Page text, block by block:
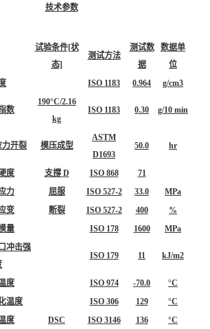
技术参数
试验条件[状
态]
测试方法
测试数
据
数据单
位
ISO 1183 0.964 g/cm3
数
190°C/2.16
kg
ISO 1183 0.30 g/10 min
力开裂 模压成型
ASTM
D1693
50.0 hr
度 支撐 D ISO 868 71
力 屈服 ISO 527-2 33.0
MPa
变
断裂 ISO 527-2 400
%
量
ISO 178 1600
MPa
冲击强
ISO 179 11 kJ/m2
度 ISO 974 -70.0
°C
温度
ISO 306 129
°C
度
DSC ISO 3146 136 °C